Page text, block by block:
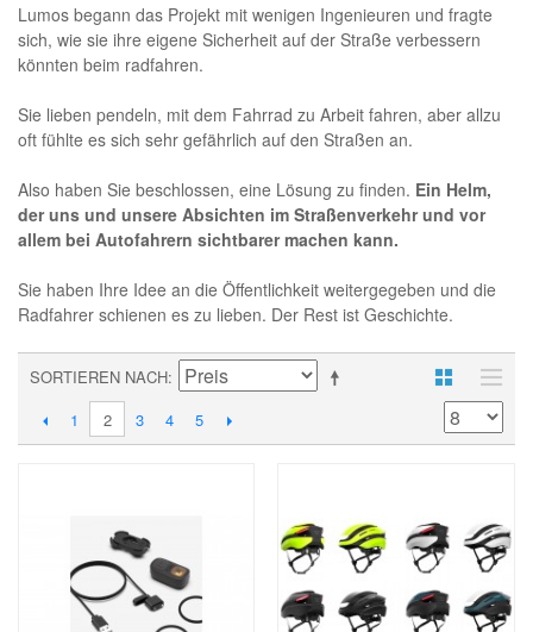
Lumos begann das Projekt mit wenigen Ingenieuren und fragte
sich, wie sie ihre eigene Sicherheit auf der Straße verbessern
könnten beim radfahren.
Sie lieben pendeln, mit dem Fahrrad zu Arbeit fahren, aber allzu
oft fühlte es sich sehr gefährlich auf den Straßen an.
Also haben Sie beschlossen, eine Lösung zu finden. Ein Helm,
der uns und unsere Absichten im Straßenverkehr und vor
allem bei Autofahrern sichtbarer machen kann.
Sie haben Ihre Idee an die Öffentlichkeit weitergegeben und die
Radfahrer schienen es zu lieben. Der Rest ist Geschichte.
SORTIEREN NACH
1
2 3 4 5